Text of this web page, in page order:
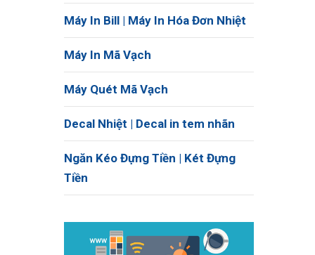
Máy In Bill | Máy In Hóa Đơn Nhiệt
Máy In Mã Vạch
Máy Quét Mã Vạch
Decal Nhiệt | Decal in tem nhãn
Ngăn Kéo Đựng Tiền | Két Đựng
Tiền